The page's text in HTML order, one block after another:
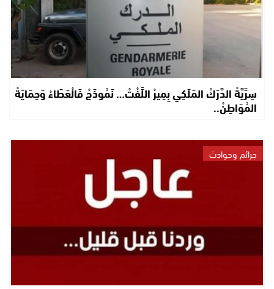
سِرِّيَّةْ الدَّرَكْ المَلَكِي بِمِيرْ اللِّفْتْ… نَمُوذَجْ فَالْعَطَاءْ وَحِمَايَةْ
المُوَاطِنْ..
جرائم وحوادث